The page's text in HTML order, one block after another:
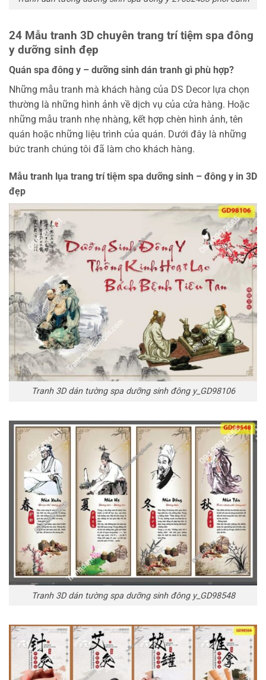
24 Mẫu tranh 3D chuyên trang trí tiệm spa đông
y dưỡng sinh đẹp
Quán spa đông y – dưỡng sinh dán tranh gì phù hợp?
Những mẫu tranh mà khách hàng của DS Decor lựa chọn
thường là những hình ảnh về dịch vụ của cửa hàng. Hoặc
những mẫu tranh nhẹ nhàng, kết hợp chèn hình ảnh, tên
quán hoặc những liệu trình của quán. Dưới đây là những
bức tranh chúng tôi đã làm cho khách hàng.
Mẫu tranh lụa trang trí tiệm spa dưỡng sinh – đông y in 3D
đẹp
Tranh 3D dán tường spa dưỡng sinh đông y_GD98106
Tranh 3D dán tường spa dưỡng sinh đông y_GD98548